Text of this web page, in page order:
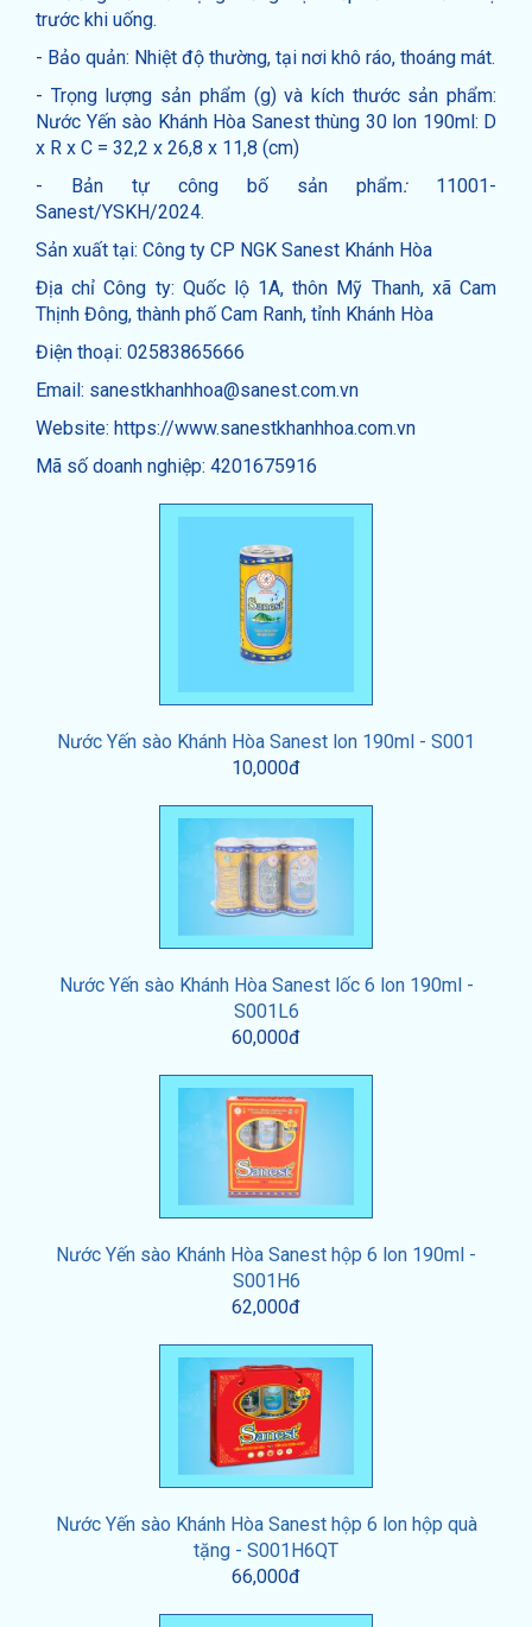
trước khi uống.
- Bảo quản: Nhiệt độ thường, tại nơi khô ráo, thoáng mát.
- Trọng lượng sản phẩm (g) và kích thước sản phẩm:
Nước Yến sào Khánh Hòa Sanest thùng 30 lon 190ml: D
x R x C = 32,2 x 26,8 x 11,8 (cm)
- Bản tự công bố sản phẩm:11001-
Sanest/YSKH/2024.
Sản xuất tại: Công ty CP NGK Sanest Khánh Hòa
Địa chỉ Công ty: Quốc lộ 1A, thôn Mỹ Thanh, xã Cam
Thịnh Đông, thành phố Cam Ranh, tỉnh Khánh Hòa
Điện thoại: 02583865666
Email: sanestkhanhhoa@sanest.com.vn
Website: https://www.sanestkhanhhoa.com.vn
Mã số doanh nghiệp: 4201675916
Nước Yến sào Khánh Hòa Sanest lon 190ml - S001
10,000đ
Nước Yến sào Khánh Hòa Sanest lốc 6 lon 190ml -
S001L6
60,000đ
Nước Yến sào Khánh Hòa Sanest hộp 6 lon 190ml -
S001H6
62,000đ
Nước Yến sào Khánh Hòa Sanest hộp 6 lon hộp quà
tặng - S001H6QT
66,000đ